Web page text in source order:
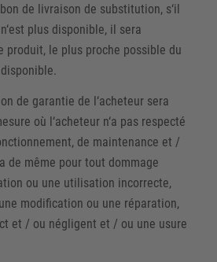
de livraison de substitution, s‘il
plus disponible, il sera
produit, le plus proche possible du
de garantie de l‘acheteur sera
où l‘acheteur n‘a pas respecté
de maintenance et /
de même pour tout dommage
ou une utilisation incorrecte,
modification ou une réparation,
et / ou négligent et / ou une usure